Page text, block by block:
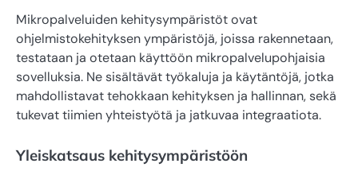
Mikropalveluiden kehitysympäristöt ovat
ohjelmistokehityksen ympäristöjä, joissa rakennetaan,
testataan ja otetaan käyttöön mikropalvelupohjaisia
sovelluksia. Ne sisältävät työkaluja ja käytäntöjä, jotka
mahdollistavat tehokkaan kehityksen ja hallinnan, sekä
tukevat tiimien yhteistyötä ja jatkuvaa integraatiota.
Yleiskatsaus kehitysympäristöön